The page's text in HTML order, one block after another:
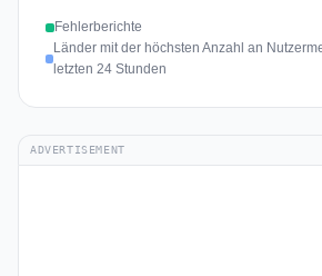
Fehlerberichte
Länder mit der höchsten Anzahl an
letzten 24 Stunden
ADVERTISEMENT